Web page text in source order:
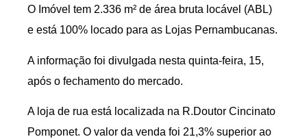
O Imóvel tem 2.336 m² de área bruta locável (ABL)
e está 100% locado para as Lojas Pernambucanas.
A informação foi divulgada nesta quinta-feira, 15,
após o fechamento do mercado.
A loja de rua está localizada na R.Doutor Cincinato
Pomponet. O valor da venda foi 21,3% superior ao